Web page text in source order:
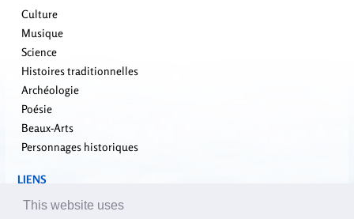
Culture
Musique
Science
Histoires traditionnelles
Archéologie
Poésie
Beaux-Arts
Personnages historiques
LIENS
falundafa.org
This website uses